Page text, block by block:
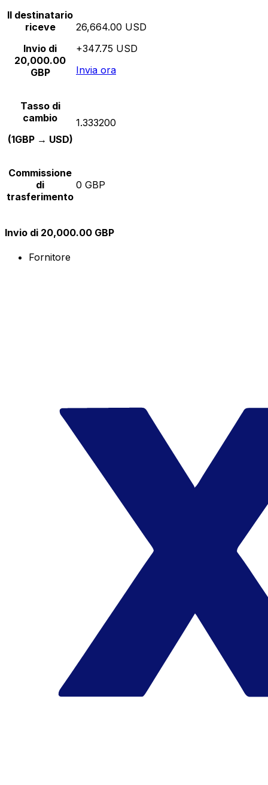
Il destinatario
riceve
Invio di
20,000.00
GBP
26,664.00 USD
+347.75 USD
Invia ora
Tasso di
cambio
(1GBP → USD)
1.333200
Commissione
di
trasferimento
0 GBP
Invio di 20,000.00 GBP
Fornitore